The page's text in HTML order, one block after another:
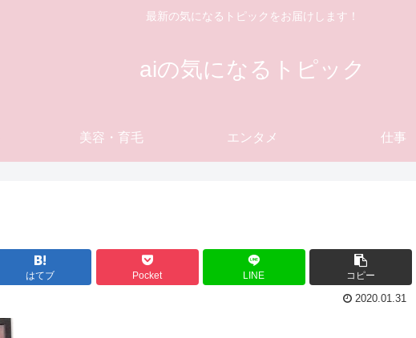
最新の気になるトピックをお届けします！
aiの気になるトピック
美容・育毛 エンタメ 仕事
はてブ Pocket LINE コピー
2020.01.31